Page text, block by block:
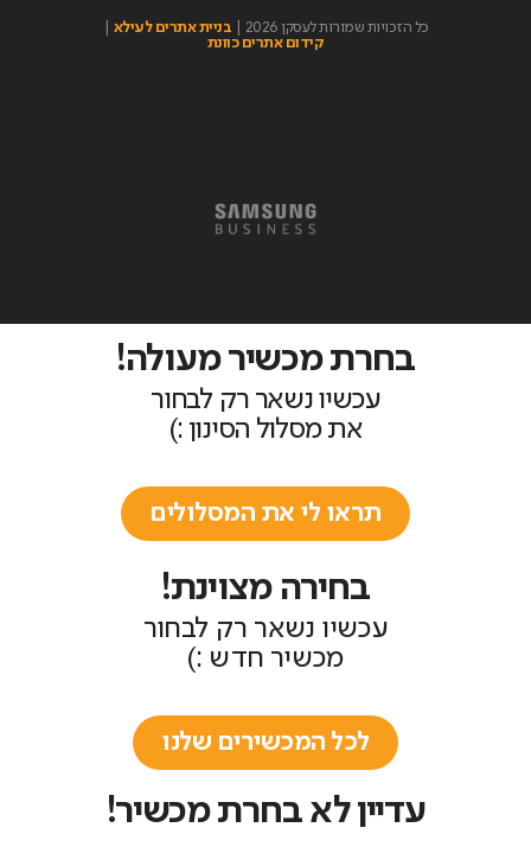
כל הזכויות שמורות לעסקן 2026 | בניית אתרים לעילא
קידום אתרים כוונת
בחרת מכשיר מעולה!
עכשיו נשאר רק לבחור
את מסלול הסינון :)
תראו לי את המסלולים
בחירה מצוינת!
עכשיו נשאר רק לבחור
מכשיר חדש :)
לכל המכשירים שלנו
עדיין לא בחרת מכשיר!